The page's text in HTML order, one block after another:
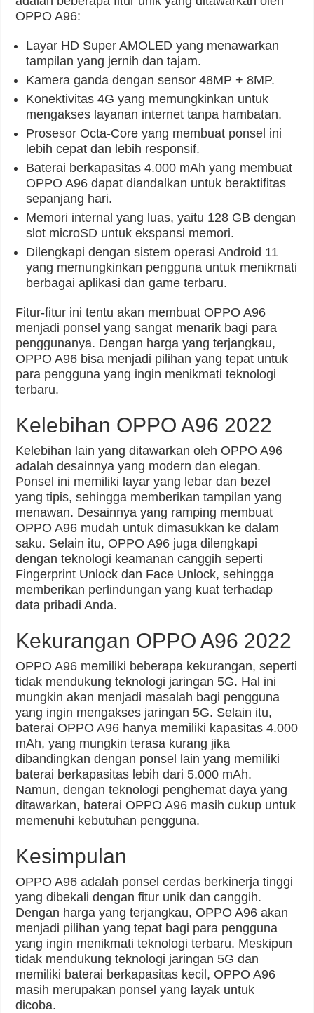
OPPO A96:
Layar HD Super AMOLED yang menawarkan
tampilan yang jernih dan tajam.
Kamera ganda dengan sensor 48MP + 8MP.
Konektivitas 4G yang memungkinkan untuk
mengakses layanan internet tanpa hambatan.
Prosesor Octa-Core yang membuat ponsel ini
lebih cepat dan lebih responsif.
Baterai berkapasitas 4.000 mAh yang membuat
OPPO A96 dapat diandalkan untuk beraktifitas
sepanjang hari.
Memori internal yang luas, yaitu 128 GB dengan
slot microSD untuk ekspansi memori.
Dilengkapi dengan sistem operasi Android 11
yang memungkinkan pengguna untuk menikmati
berbagai aplikasi dan game terbaru.
Fitur-fitur ini tentu akan membuat OPPO A96
menjadi ponsel yang sangat menarik bagi para
penggunanya. Dengan harga yang terjangkau,
OPPO A96 bisa menjadi pilihan yang tepat untuk
para pengguna yang ingin menikmati teknologi
terbaru.
Kelebihan OPPO A96 2022
Kelebihan lain yang ditawarkan oleh OPPO A96
adalah desainnya yang modern dan elegan.
Ponsel ini memiliki layar yang lebar dan bezel
yang tipis, sehingga memberikan tampilan yang
menawan. Desainnya yang ramping membuat
OPPO A96 mudah untuk dimasukkan ke dalam
saku. Selain itu, OPPO A96 juga dilengkapi
dengan teknologi keamanan canggih seperti
Fingerprint Unlock dan Face Unlock, sehingga
memberikan perlindungan yang kuat terhadap
data pribadi Anda.
Kekurangan OPPO A96 2022
OPPO A96 memiliki beberapa kekurangan, seperti
tidak mendukung teknologi jaringan 5G. Hal ini
mungkin akan menjadi masalah bagi pengguna
yang ingin mengakses jaringan 5G. Selain itu,
baterai OPPO A96 hanya memiliki kapasitas 4.000
mAh, yang mungkin terasa kurang jika
dibandingkan dengan ponsel lain yang memiliki
baterai berkapasitas lebih dari 5.000 mAh.
Namun, dengan teknologi penghemat daya yang
ditawarkan, baterai OPPO A96 masih cukup untuk
memenuhi kebutuhan pengguna.
Kesimpulan
OPPO A96 adalah ponsel cerdas berkinerja tinggi
yang dibekali dengan fitur unik dan canggih.
Dengan harga yang terjangkau, OPPO A96 akan
menjadi pilihan yang tepat bagi para pengguna
yang ingin menikmati teknologi terbaru. Meskipun
tidak mendukung teknologi jaringan 5G dan
memiliki baterai berkapasitas kecil, OPPO A96
masih merupakan ponsel yang layak untuk
dicoba.